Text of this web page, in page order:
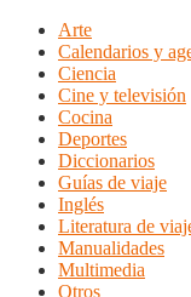
Arte
Calendarios y
Ciencia
Cine y televisión
Cocina
Deportes
Diccionarios
Guías de viaje
Inglés
Literatura de
Manualidades
Multimedia
Otros